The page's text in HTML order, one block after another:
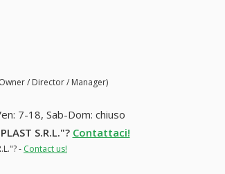
/ Director / Manager)
7-18, Sab-Dom: chiuso
S.R.L."? Contattaci!
- Contact us!